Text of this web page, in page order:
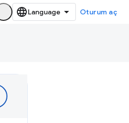
Oturum aç